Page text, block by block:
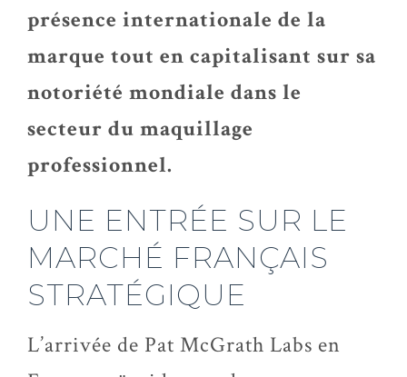
présence internationale de la
marque tout en capitalisant sur sa
notoriété mondiale dans le
secteur du maquillage
professionnel.
UNE ENTRÉE SUR LE
MARCHÉ FRANÇAIS
STRATÉGIQUE
L’arrivée de Pat McGrath Labs en